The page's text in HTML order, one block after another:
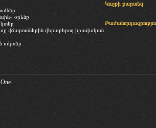
օրենք
վճարումներին վերաբերող իրավական
ակտեր
Կայքի քարտեզ